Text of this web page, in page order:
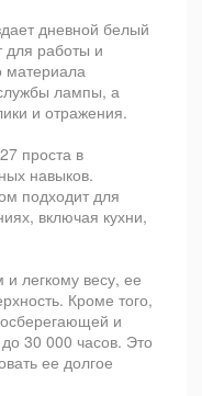
дневной белый
для работы и
материала
лампы, а
и отражения.
проста в
навыков.
подходит для
включая кухни,
легкому весу, ее
Кроме того,
и
30 000 часов. Это
ее долгое